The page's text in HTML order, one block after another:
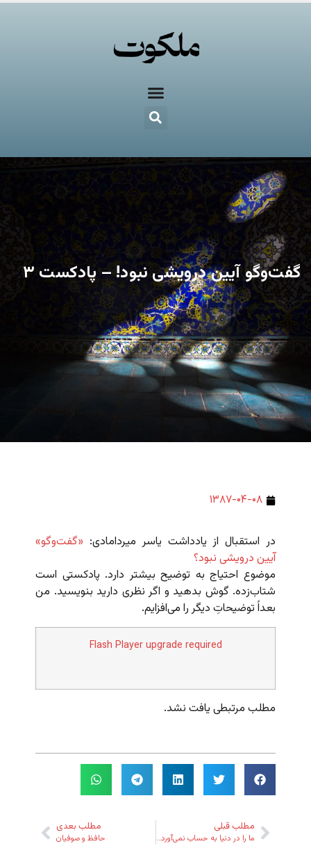
گفت‌وگو آیین درویشی نبود! – پادکست ۳
۱۳۸۷-۰۴-۰۸
در استقبال از یادداشت یاسر میردامادی: «گفت‌وگو»
آیین درویشی نبود؟
موضوع احتیاج به توضیح بیشتر دارد. پادکستی است
شتاب‌زده. گوش بدهید و اگر نظری دارید بنویسید. من
بعداً توضیحاتِ دیگر را می‌افزایم.
Flash Player upgrade required
مطلب مرتبطی یافت نشد.
مطلب قبلی
ما را در دنیا به حساب نمی‌آوردند!
مطلب بعدی
حافظ و صوفیان